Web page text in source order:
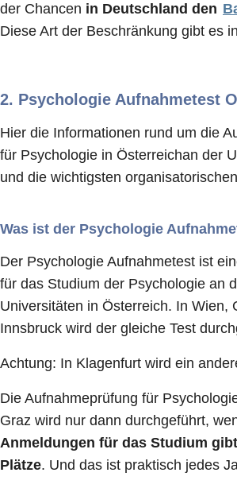
der Chancen in Deutschland den
Diese Art der Beschränkung gibt es
2. Psychologie Aufnahmetest
Hier die Informationen rund um die
für Psychologie in Österreichan der
und die wichtigsten
Was ist der Psychologie
Der Psychologie Aufnahmetest ist
für das Studium der Psychologie an
Universitäten in Österreich. In Wien,
Innsbruck wird der gleiche Test
Achtung: In Klagenfurt wird ein
Die Aufnahmeprüfung für
Graz wird nur dann durchgeführt,
Anmeldungen für das Studium
Plätze. Und das ist praktisch jedes